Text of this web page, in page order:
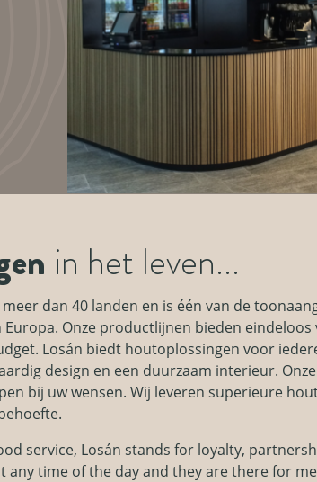
in het leven...
dan 40 landen en is één van de
Onze productlijnen bieden eindeloos
Losán biedt houtoplossingen voor
design en een duurzaam interieur.
bij uw wensen. Wij leveren superieure
service, Losán stands for loyalty,
any time of the day and they are there for